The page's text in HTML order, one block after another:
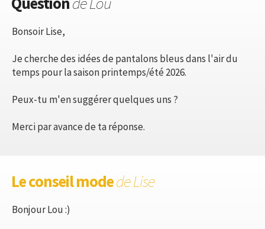
Bonsoir Lise,
Je cherche des idées de pantalons bleus dans l'air du
temps pour la saison printemps/été 2026.
Peux-tu m'en suggérer quelques uns ?
Merci par avance de ta réponse.
Le conseil modede Lise
Bonjour Lou :)